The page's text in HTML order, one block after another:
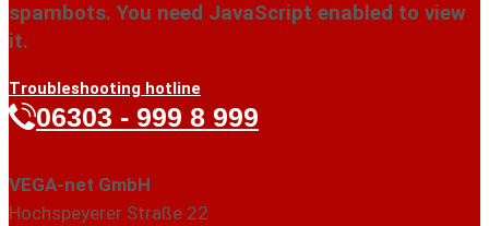
spambots. You need JavaScript enabled to view
it.
Troubleshooting hotline
06303 - 999 8 999
VEGA-net GmbH
Hochspeyerer Straße 22